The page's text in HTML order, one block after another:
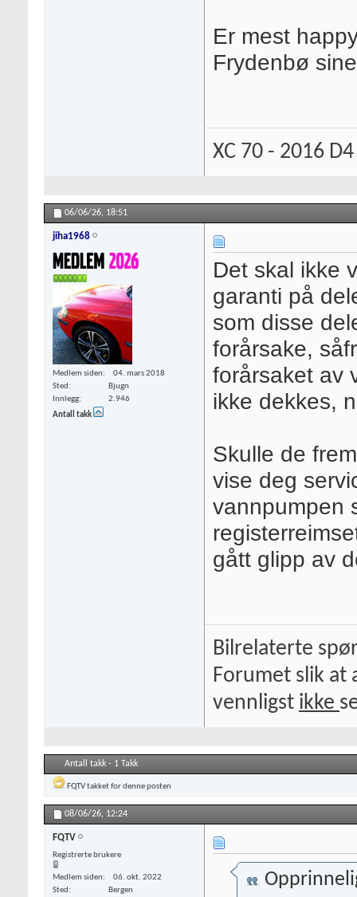
Er mest
Frydenbø
XC 70 - 2016
06/06/26, 18:51
jiha1968
Medlem siden
04. mars 2018
Sted
Bjugn
Innlegg
2.946
Antall takk
Det skal ikke
garanti på
som disse
forårsake,
forårsaket av
ikke dekkes,
Skulle de
vise deg
vannpumpen
gått glipp av
Bilrelaterte
Forumet slik at
vennligst ikke
Antall takk - 1 Takk
FQTVtakket for denne posten
08/06/26, 12:24
FQTV
Registrerte brukere
Medlem siden
06. okt. 2022
Sted
Bergen